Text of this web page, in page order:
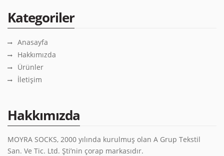
Kategoriler
Anasayfa
Hakkımızda
Ürünler
İletişim
Hakkımızda
MOYRA SOCKS, 2000 yılında kurulmuş olan A Grup Tekstil
San. Ve Tic. Ltd. Şti’nin çorap markasıdır.